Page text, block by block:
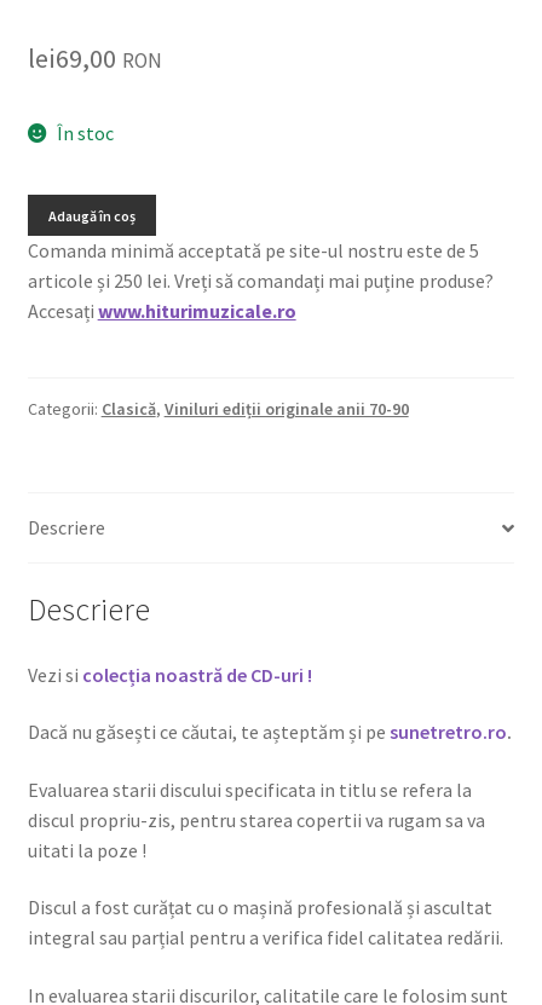
lei69,00 RON
În stoc
Adaugă în coș
Comanda minimă acceptată pe site-ul nostru este de 5
articole și 250 lei. Vreți să comandați mai puține produse?
Accesați www.hiturimuzicale.ro
Categorii: Clasică, Viniluri ediții originale anii 70-90
Descriere
Descriere
Vezi si colecția noastră de CD-uri !
Dacă nu găsești ce căutai, te așteptăm și pe sunetretro.ro.
Evaluarea starii discului specificata in titlu se refera la
discul propriu-zis, pentru starea copertii va rugam sa va
uitati la poze !
Discul a fost curățat cu o mașină profesională și ascultat
integral sau parțial pentru a verifica fidel calitatea redării.
In evaluarea starii discurilor, calitatile care le folosim sunt